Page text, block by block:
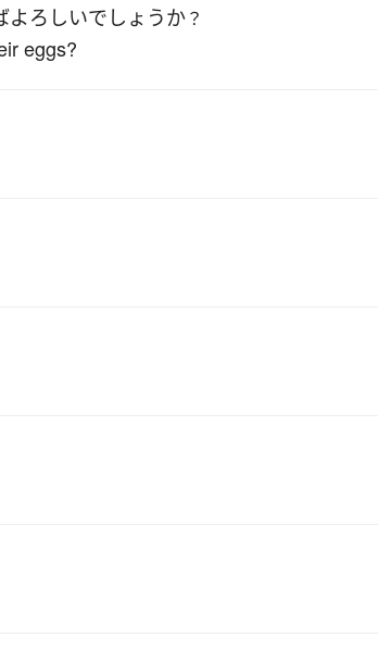
よろしいでしょうか？
eggs?